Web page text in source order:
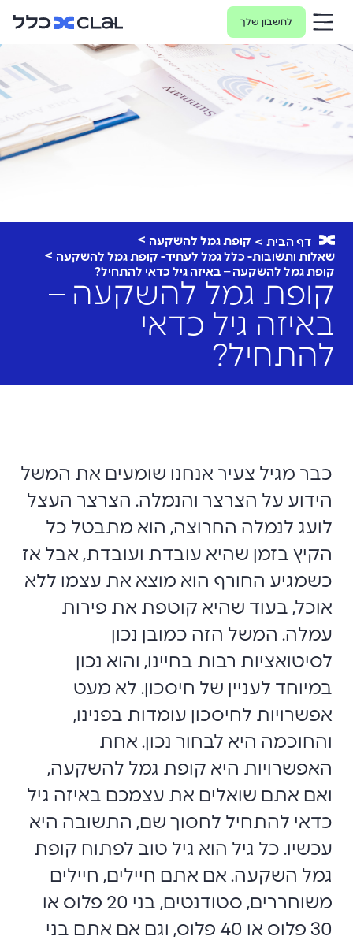
לחשבון שלך
דף הבית
קופת גמל להשקעה
שאלות ותשובות- כלל גמל לעתיד- קופת גמל להשקעה
קופת גמל להשקעה – באיזה גיל כדאי להתחיל?
קופת גמל להשקעה –
באיזה גיל כדאי
להתחיל?
כבר מגיל צעיר אנחנו שומעים את המשל
הידוע על הצרצר והנמלה. הצרצר העצל
לועג לנמלה החרוצה, הוא מתבטל כל
הקיץ בזמן שהיא עובדת ועובדת, אבל אז
כשמגיע החורף הוא מוצא את עצמו ללא
אוכל, בעוד שהיא קוטפת את פירות
עמלה. המשל הזה כמובן נכון
לסיטואציות רבות בחיינו, והוא נכון
במיוחד לעניין של חיסכון. לא מעט
אפשרויות לחיסכון עומדות בפנינו,
והחוכמה היא לבחור נכון. אחת
האפשרויות היא קופת גמל להשקעה,
ואם אתם שואלים את עצמכם באיזה גיל
כדאי להתחיל לחסוך שם, התשובה היא
עכשיו. כל גיל הוא גיל טוב לפתוח קופת
גמל השקעה. אם אתם חיילים, חיילים
משוחררים, סטודנטים, בני 20 פלוס או
30 פלוס או 40 פלוס, וגם אם אתם בני